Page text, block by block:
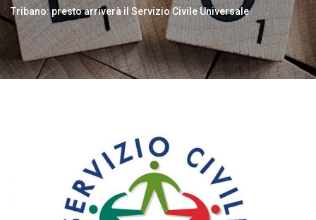
Tribano: presto arriverà il Servizio Civile Universale